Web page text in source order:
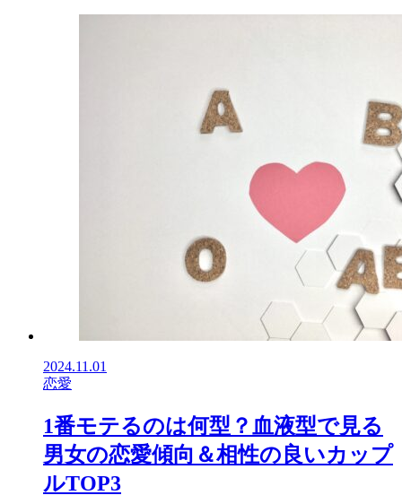
2024.11.01
恋愛
1番モテるのは何型？血液型で見る
男女の恋愛傾向＆相性の良いカップ
ルTOP3